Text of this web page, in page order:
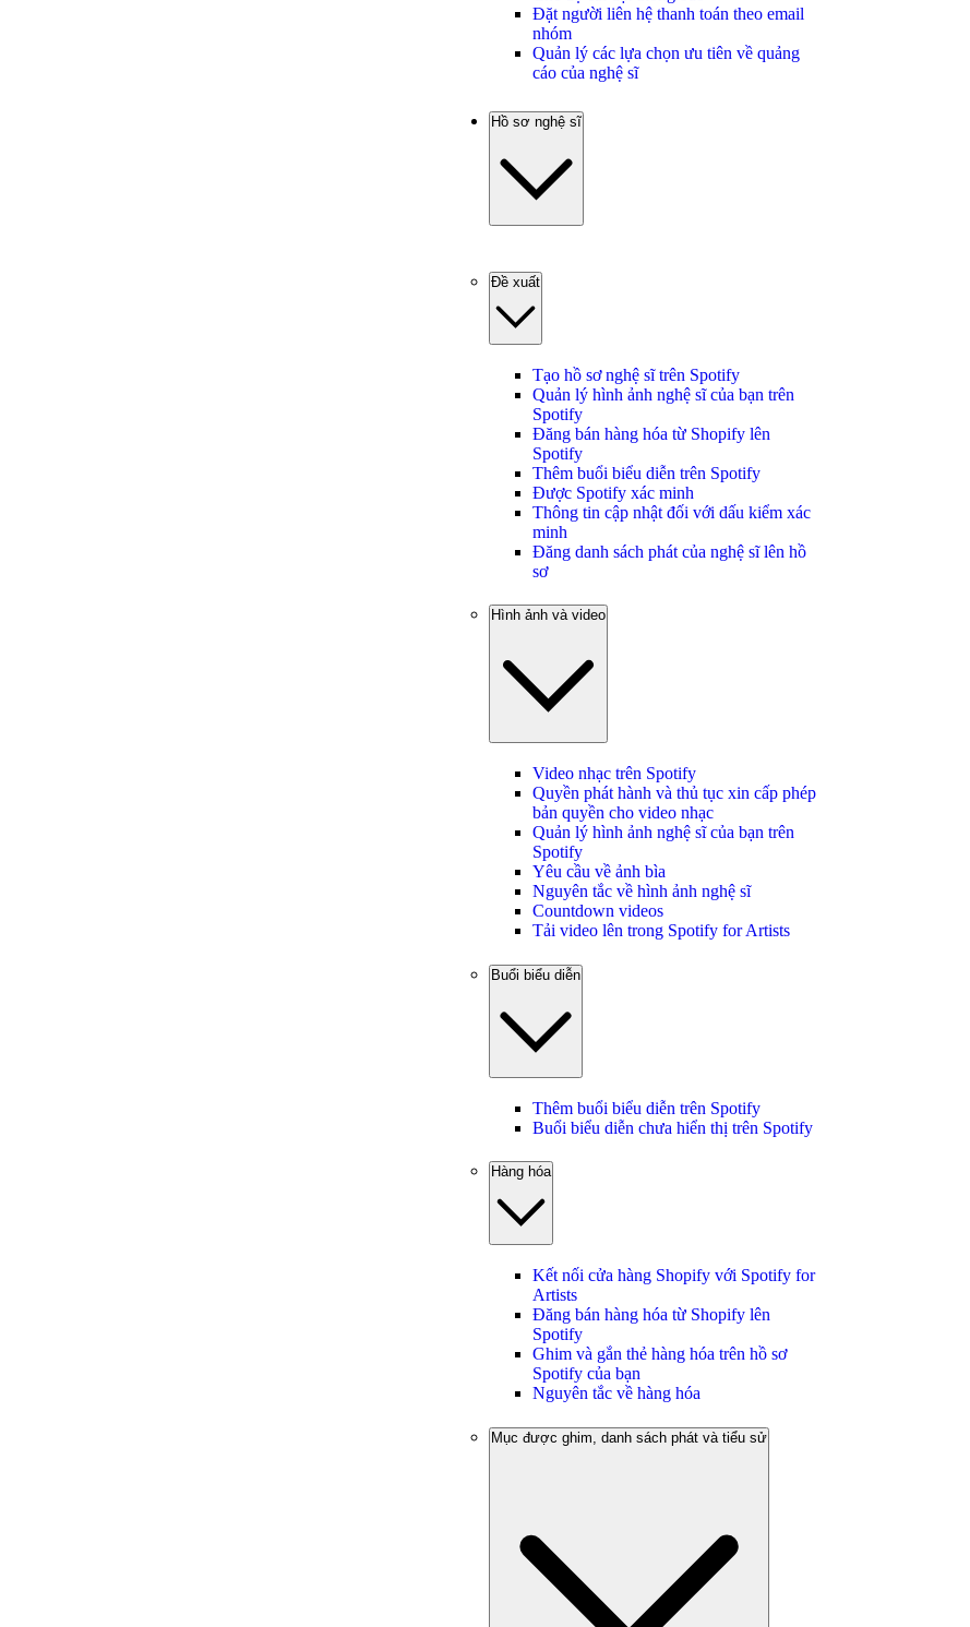
Đặt người liên hệ thanh toán theo email
nhóm
Quản lý các lựa chọn ưu tiên về quảng
cáo của nghệ sĩ
Hồ sơ nghệ sĩ
Đề xuất
Tạo hồ sơ nghệ sĩ trên Spotify
Quản lý hình ảnh nghệ sĩ của bạn trên
Spotify
Đăng bán hàng hóa từ Shopify lên
Spotify
Thêm buổi biểu diễn trên Spotify
Được Spotify xác minh
Thông tin cập nhật đối với dấu kiểm xác
minh
Đăng danh sách phát của nghệ sĩ lên hồ
sơ
Hình ảnh và video
Video nhạc trên Spotify
Quyền phát hành và thủ tục xin cấp phép
bản quyền cho video nhạc
Quản lý hình ảnh nghệ sĩ của bạn trên
Spotify
Yêu cầu về ảnh bìa
Nguyên tắc về hình ảnh nghệ sĩ
Countdown videos
Tải video lên trong Spotify for Artists
Buổi biểu diễn
Thêm buổi biểu diễn trên Spotify
Buổi biểu diễn chưa hiển thị trên Spotify
Hàng hóa
Kết nối cửa hàng Shopify với Spotify for
Artists
Đăng bán hàng hóa từ Shopify lên
Spotify
Ghim và gắn thẻ hàng hóa trên hồ sơ
Spotify của bạn
Nguyên tắc về hàng hóa
Mục được ghim, danh sách phát và tiểu sử